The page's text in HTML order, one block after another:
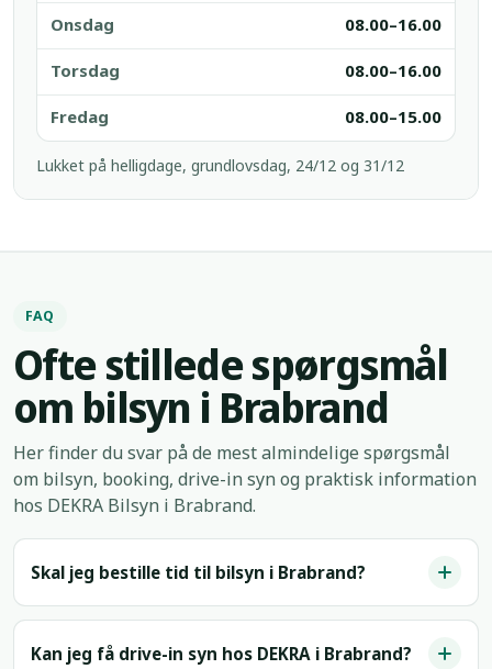
Onsdag 08.00–16.00
Torsdag 08.00–16.00
Fredag 08.00–15.00
Lukket på helligdage, grundlovsdag, 24/12 og 31/12
FAQ
Ofte stillede spørgsmål
om bilsyn i Brabrand
Her finder du svar på de mest almindelige spørgsmål
om bilsyn, booking, drive-in syn og praktisk information
hos DEKRA Bilsyn i Brabrand.
Skal jeg bestille tid til bilsyn i Brabrand?
Kan jeg få drive-in syn hos DEKRA i Brabrand?